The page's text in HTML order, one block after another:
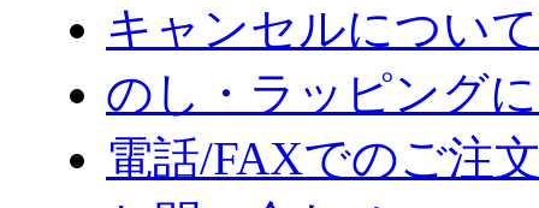
キャンセルについて
のし・ラッピング
電話/FAXでのご注